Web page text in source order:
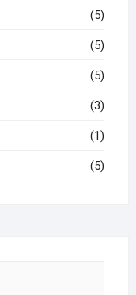
(5)
(5)
(5)
(3)
(1)
(5)